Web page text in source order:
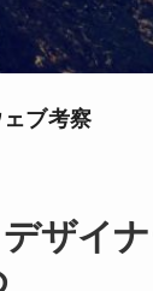
ェブ考察
ザイ